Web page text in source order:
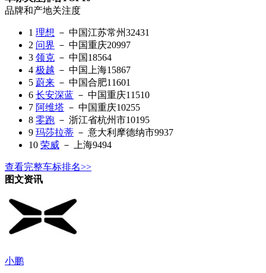
品牌和产地关注度
1 理想 － 中国江苏常州32431
2 问界 － 中国重庆20997
3 领克 － 中国18564
4 极越 － 中国上海15867
5 蔚来 － 中国合肥11601
6 长安深蓝 － 中国重庆11510
7 阿维塔 － 中国重庆10255
8 零跑 － 浙江省杭州市10195
9 玛莎拉蒂 － 意大利摩德纳市9937
10 荣威 － 上海9494
查看完整车标排名>>
图文资讯
小鹏